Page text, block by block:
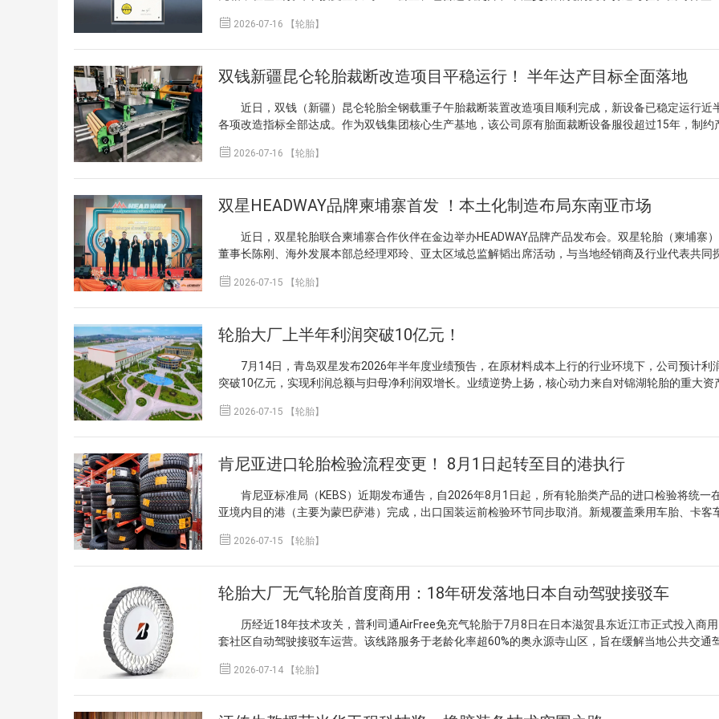
企业青年技术骨干成长，助力构建复合型人才梯队。 轮胎行业正面临新能源车辆对低滚阻、高耐
企业在中试放大和工艺优化上的经验，形成天然互补。此类联合培养模式不仅有助于缩短新技术从实
量产线的周期，也能在长期内为企业积淀自主知识产权和核心技术人才储备。
赛道级半热熔轮胎，采用专属半热熔配方以提升抓地力，助力动力高效传递；高刚性胎体结构增强高
过胎体材料升级、轮廓结构优化及接地压力分布调节，提升抗冲击能力和高速稳定性，为电动车型突
胎品牌的联合亮相，不仅是对产品极限性能的实地检验，也折射出中国汽车产业链在电动化高性能领
术积累。佳通轮胎表示，将持续推进赛道技术向民用产品转化，以极限场景验证驱动产品迭代。
浪潮下，整车功率密度与瞬时扭矩输出显著提升，对轮胎的高速耐久、抓地极限和轻量化提出更高要
的实车验证，有助于积累极端工况数据，反哺材料配方与结构设计能力，也为国内轮胎行业在高端电
套领域积累工程经验，对推动本土供应链向高附加值环节延伸具有积极意义。
 2026-07-16 【轮胎】
双钱新疆昆仑轮胎裁断改造项目平稳运行！ 半年达产目标全面落地
近日，双钱（新疆）昆仑轮胎全钢载重子午胎裁断装置改造项目顺利完成，新设备已稳定运行近
各项改造指标全部达成。作为双钱集团核心生产基地，该公司原有胎面裁断设备服役超过15年，制约
成新设备加工，并利用工厂元旦检修时段快速完成旧机拆除、新机安装调试及试生产，全程未干扰正
生产任务提供了保障。项目由中化学装备科技有限公司所属橡院公司实施，按期交付平稳投产，展现
对存量产能优化具有参考价值。 裁断工序作为胎面成型的前端环节，其效率与精度直接影响后续
量和整体产出。此次项目在较短时间内完成从设计到投产的全流程，并实现效率与品质的双重改善，
业化装备改造服务商在帮助工厂降本增效方面可以发挥显著作用。
 2026-07-16 【轮胎】
双星HEADWAY品牌柬埔寨首发 ！本土化制造布局东南亚市场
近日，双星轮胎联合柬埔寨合作伙伴在金边举办HEADWAY品牌产品发布会。双星轮胎（柬埔寨
董事长陈刚、海外发展本部总经理邓玲、亚太区域总监解韬出席活动，与当地经销商及行业代表共同
合作伙伴拥有超过30年柬埔寨轮胎销售经验，渠道网络覆盖全国，并秉持“本土产品、国家收益”的理念
作的明确意向。 技术层面，本次主推的家用轿车轮胎HH316，采用特殊花纹设计以增强干湿路面
命。高性能运动轮胎HU906在安全性与操控性方面表现均衡，综合性能接近国际一线水准。多款产品
亮相，契合当地市场对高性能轮胎的多样化需求。 行业观察人士指出，双星通过柬埔寨工厂实现
生产与品牌输出，不仅有助于缩短供应链响应周期，也为中国轮胎企业探索东南亚市场提供了可参考
业形象。
 2026-07-15 【轮胎】
轮胎大厂上半年利润突破10亿元！
7月14日，青岛双星发布2026年半年度业绩预告，在原材料成本上行的行业环境下，公司预计利
突破10亿元，实现利润总额与归母净利润双增长。业绩逆势上扬，核心动力来自对锦湖轮胎的重大资
采购、物流、胶料产能及定制服务等环节全面协同，产品线覆盖卡客车、乘用车及轻型商用车全品类
中试平台”入选工信部重点培育名单，为行业唯一；柬埔寨工厂获评“首批海外智能工厂”，并入选“全球
F、GDA等多项设计大奖；上半年实现为斯柯达Enyaq和Elroq新车配套，技术实力与产品性能持续获
验证。 青岛双星通过跨境并购实现资源整合与优势互补，在较短时间内转化为实质性业绩增长。
能源配套、智能制造出海及高端产品布局上的同步推进，也反映出本土轮胎品牌从规模扩张向价值提
 2026-07-15 【轮胎】
肯尼亚进口轮胎检验流程变更！ 8月1日起转至目的港执行
肯尼亚标准局（KEBS）近期发布通告，自2026年8月1日起，所有轮胎类产品的进口检验将统一
亚境内目的港（主要为蒙巴萨港）完成，出口国装运前检验环节同步取消。新规覆盖乘用车胎、卡客
为肯尼亚最大轮胎供应国，市占率约38%，此次调整对出口企业影响面较大。 技术层面，企业需确
不合格风险、保障通关顺畅。 肯尼亚将检验环节后移至目的港，虽对出口企业操作流程提出新要
系、增强目标市场适应性提供了外部驱动，推动从价格竞争向质量保障的转型。
 2026-07-15 【轮胎】
轮胎大厂无气轮胎首度商用：18年研发落地日本自动驾驶接驳车
历经近18年技术攻关，普利司通AirFree免充气轮胎于7月8日在日本滋贺县东近江市正式投入商
套社区自动驾驶接驳车运营。该线路服务于老龄化率超60%的奥永源寺山区，旨在缓解当地公共交通
树脂辐条结构替代传统充气设计，外层覆以橡胶胎面，单轮承载约300公斤，适配车重约1000公斤的
 2026-07-14 【轮胎】